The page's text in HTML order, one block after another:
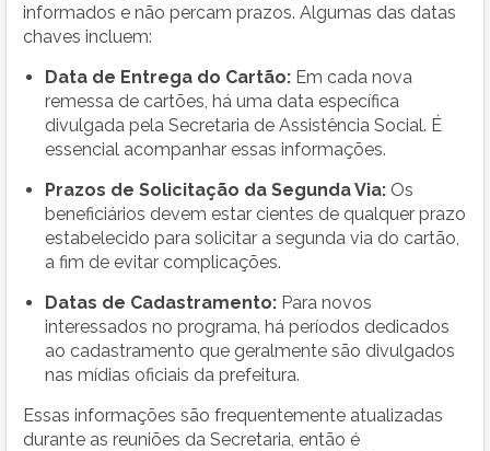
informados e não percam prazos. Algumas das datas
chaves incluem:
Data de Entrega do Cartão: Em cada nova
remessa de cartões, há uma data específica
divulgada pela Secretaria de Assistência Social. É
essencial acompanhar essas informações.
Prazos de Solicitação da Segunda Via: Os
beneficiários devem estar cientes de qualquer prazo
estabelecido para solicitar a segunda via do cartão,
a fim de evitar complicações.
Datas de Cadastramento: Para novos
interessados no programa, há períodos dedicados
ao cadastramento que geralmente são divulgados
nas mídias oficiais da prefeitura.
Essas informações são frequentemente atualizadas
durante as reuniões da Secretaria, então é